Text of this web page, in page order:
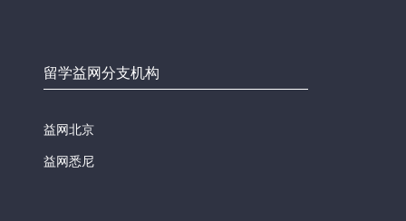
留学益网分支机构
益网北京
益网悉尼